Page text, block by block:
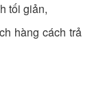
tối giản,
hàng cách trả